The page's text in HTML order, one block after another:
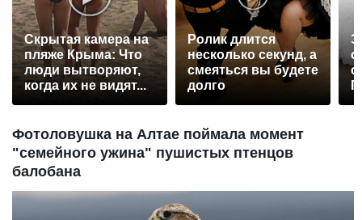
Скрытая камера на
пляже Крыма: Что
люди вытворяют,
когда их не видят...
Ролик длится
несколько секунд, а
смеяться вы будете
долго
Фотоловушка на Алтае поймала момент
"семейного ужина" пушистых птенцов
балобана